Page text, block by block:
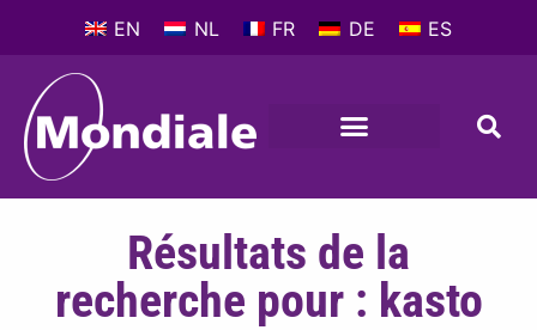
EN NL FR DE ES
Résultats de la
recherche pour : kasto